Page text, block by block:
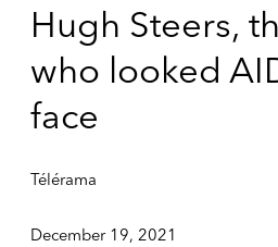
Hugh Steers,
who looked
face
Télérama
December 19, 2021